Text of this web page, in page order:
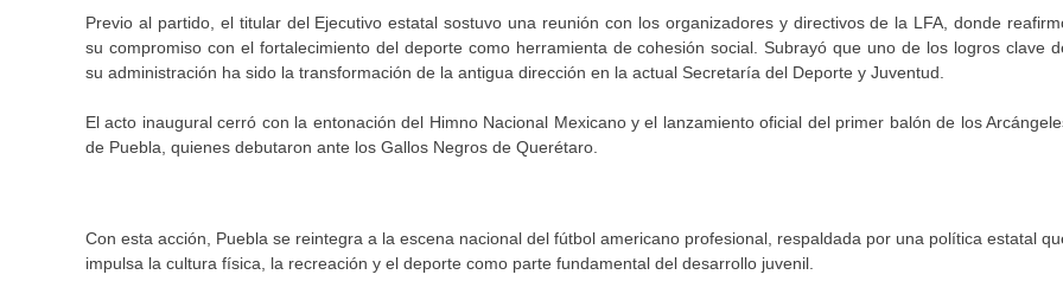
Previo al partido, el titular del Ejecutivo estatal sostuvo una reunión con los organizadores y directivos de la LFA, donde
su compromiso con el fortalecimiento del deporte como herramienta de cohesión social. Subrayó que uno de los logros clave
su administración ha sido la transformación de la antigua dirección en la actual Secretaría del Deporte y Juventud.
El acto inaugural cerró con la entonación del Himno Nacional Mexicano y el lanzamiento oficial del primer balón de los
de Puebla, quienes debutaron ante los Gallos Negros de Querétaro.
Con esta acción, Puebla se reintegra a la escena nacional del fútbol americano profesional, respaldada por una política estatal
impulsa la cultura física, la recreación y el deporte como parte fundamental del desarrollo juvenil.